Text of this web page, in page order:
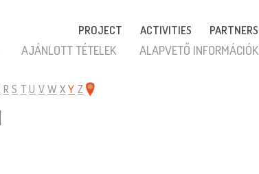
PROJECT ACTIVITIES PARTNERS
AJÁNLOTT TÉTELEK ALAPVETŐ INFORMÁCIÓK
R S T U V W X Y Z